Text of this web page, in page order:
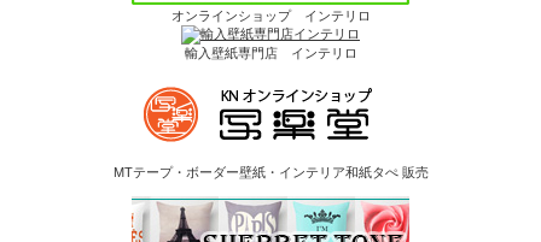
オンラインショップ インテリロ
輸入壁紙専門店 インテリロ
MTテープ・ボーダー壁紙・インテリア和紙タぺ 販売